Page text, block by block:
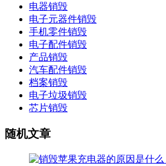
电器销毁
电子元器件销毁
手机零件销毁
电子配件销毁
产品销毁
汽车配件销毁
档案销毁
电子垃圾销毁
芯片销毁
随机文章